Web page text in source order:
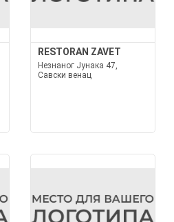
RESTORAN ZAVET
Незнаног Јунака 47,
Савски венац